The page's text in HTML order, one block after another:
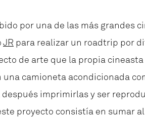
por una de las más grandes
JR para realizar un roadtrip por
de arte que la propia
camioneta acondicionada
imprimirlas y ser
proyecto consistía en sumar